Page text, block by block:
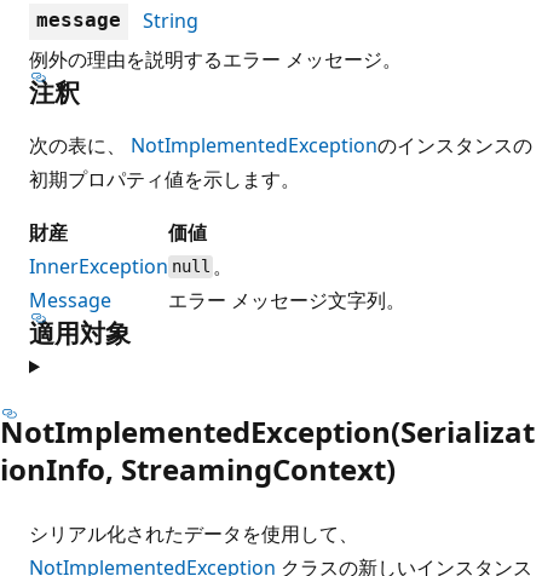
message
String
例外の理由を説明するエラー メッセージ。
注釈
次の表に、 NotImplementedExceptionのインスタンスの
初期プロパティ値を示します。
財産
価値
InnerException null 。
Message
エラー メッセージ文字列。
適用対象
NotImplementedException(Serializat
ionInfo, StreamingContext)
シリアル化されたデータを使用して、
NotImplementedException クラスの新しいインスタンス